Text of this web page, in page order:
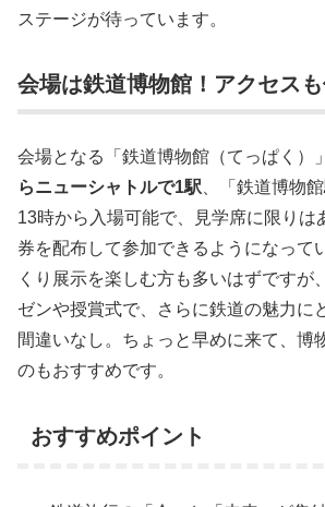
ステージが待っています。
会場は鉄道博物館！アクセスも
会場となる「鉄道博物館（てっぱく）
らニューシャトルで1駅 、「鉄道博物
13時から入場可能で、見学席に限りは
券を配布して参加できるようになって
くり展示を楽しむ方も多いはずですが
ゼンや授賞式で、さらに鉄道の魅力に
間違いなし。ちょっと早めに来て、博
のもおすすめです。
おすすめポイント